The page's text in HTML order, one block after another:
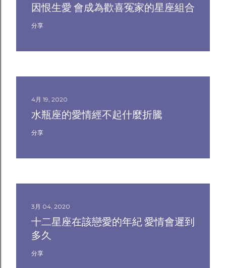
因恨生愛 會成為歡喜冤家的星座組合
分享
4月 19, 2020
水瓶座的愛情經不起什麼折騰
分享
3月 04, 2020
十二星座在該戀愛的年紀 愛情會遲到
多久
分享